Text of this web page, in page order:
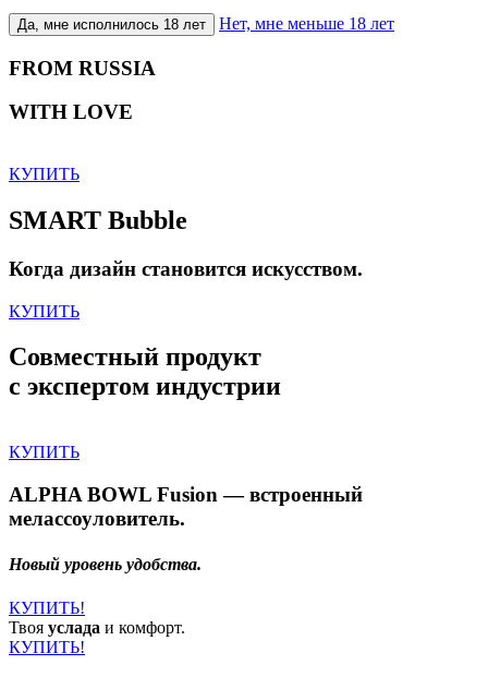
Да, мне исполнилось 18 лет Нет, мне меньше 18 лет
FROM RUSSIA
WITH LOVE
КУПИТЬ
SMART Bubble
Когда дизайн становится искусством.
КУПИТЬ
Совместный продукт
с экспертом индустрии
КУПИТЬ
ALPHA BOWL Fusion — встроенный
мелассоуловитель.
Новый уровень удобства.
КУПИТЬ!
Твоя услада и комфорт.
КУПИТЬ!